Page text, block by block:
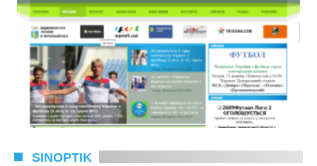
SINOPTIK